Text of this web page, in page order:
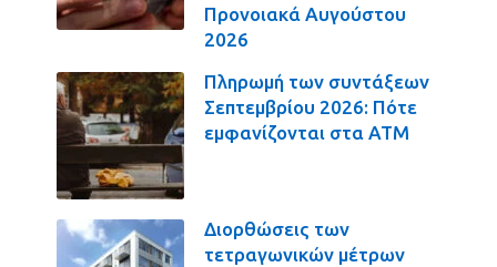
Προνοιακά Αυγούστου
2026
Πληρωμή των συντάξεων
Σεπτεμβρίου 2026: Πότε
εμφανίζονται στα ΑΤΜ
Διορθώσεις των
τετραγωνικών μέτρων